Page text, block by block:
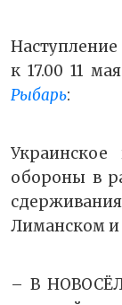
Наступление
к 17.00 11
Рыбарь:
обороны в
Лиманском и
– В